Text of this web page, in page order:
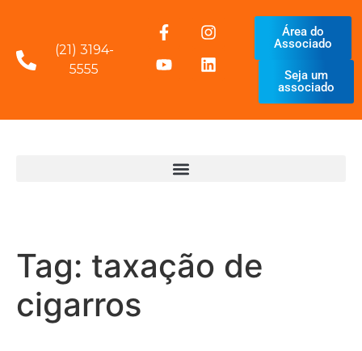
(21) 3194-
5555
Área do
Associado
Seja um
associado
Tag: taxação de
cigarros